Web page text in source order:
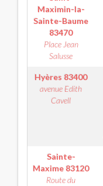
Maximin-la-
Sainte-Baume
83470
Place Jean
Salusse
Hyères 83400
avenue Edith
Cavell
Sainte-
Maxime 83120
Route du